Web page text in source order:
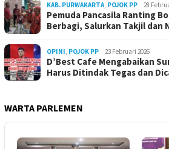
KAB. PURWAKARTA, POJOK PP 28
Pemuda Pancasila Ranting
Berbagi, Salurkan Takjil dan
OPINI, POJOK PP 23 Februari 2026
D’Best Cafe Mengabaikan
Harus Ditindak Tegas dan
WARTA PARLEMEN